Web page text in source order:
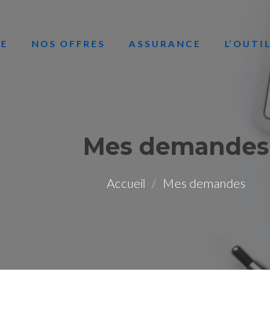
NOS OFFRES ASSURANCE L’OUTIL
Mes demandes
Accueil Mes demandes